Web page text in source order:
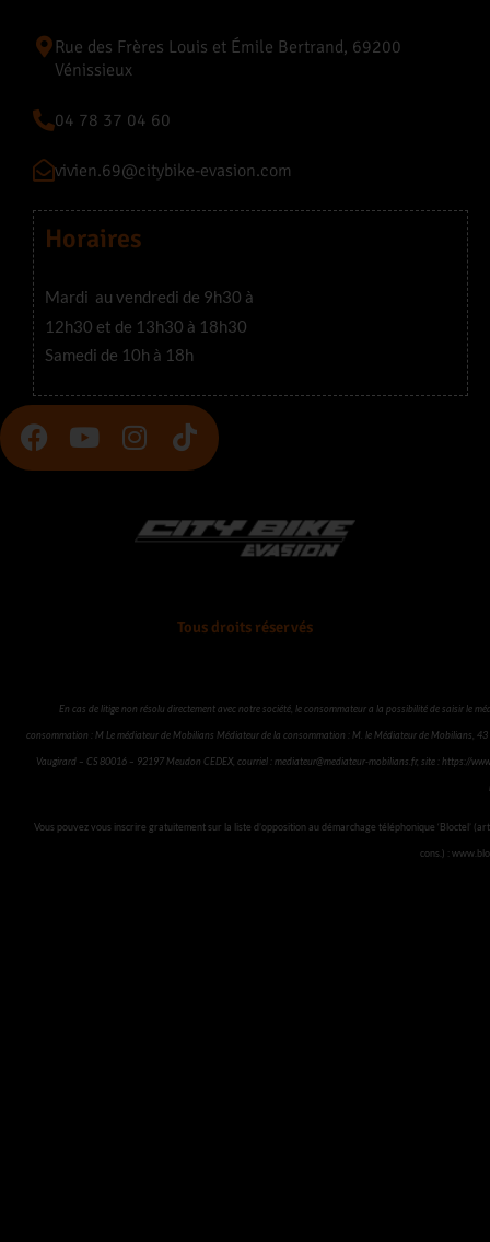
Rue des Frères Louis et Émile Bertrand, 69200
Vénissieux
04 78 37 04 60
vivien.69@citybike-evasion.com
Horaires
Mardi au vendredi de 9h30 à
12h30 et de 13h30 à 18h30
Samedi de 10h à 18h
F
a
Y
o
I
n
a
T
i
o
Tous droits réservés
En cas de litige non résolu directement avec notre société, le consommateur a la possibilité de saisir le
consommation : M Le médiateur de Mobilians Médiateur de la consommation : M. le Médiateur de Mobilians, 43
Vaugirard – CS 80016 – 92197 Meudon CEDEX, courriel :mediateur@mediateur-mobilians.fr, site :https://
Vous pouvez vous inscrire gratuitement sur la liste d’opposition au démarchage téléphonique ‘Bloctel’
cons.) :